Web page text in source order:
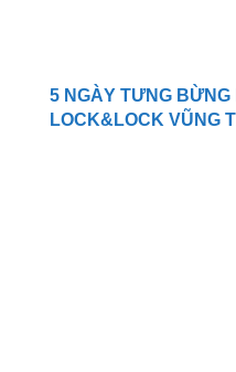
5 NGÀY TƯNG
LOCK&LOCK VŨNG